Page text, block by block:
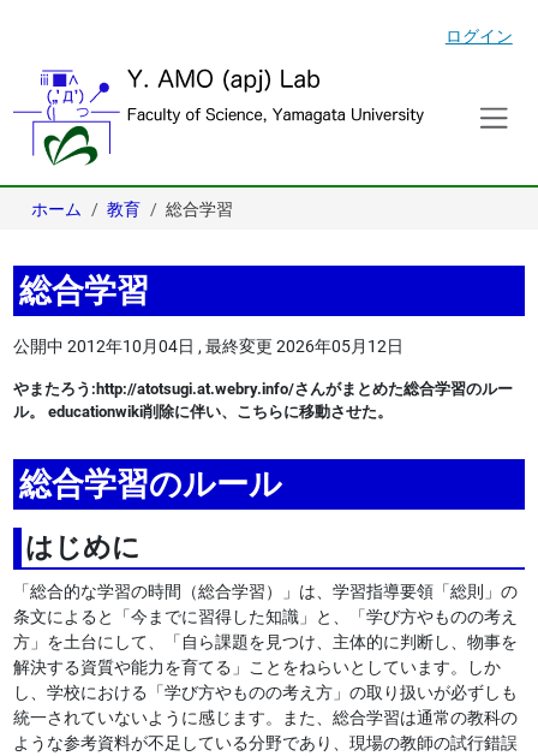
ログイン
ホーム 教育 総合学習
総合学習
公開中 2012年10月04日 ,最終変更 2026年05月12日
やまたろう:http://atotsugi.at.webry.info/さんがまとめた総合学習のルー
ル。 educationwiki削除に伴い、こちらに移動させた。
総合学習のルール
はじめに
「総合的な学習の時間（総合学習）」は、学習指導要領「総則」の
条文によると「今までに習得した知識」と、「学び方やものの考え
方」を土台にして、「自ら課題を見つけ、主体的に判断し、物事を
解決する資質や能力を育てる」ことをねらいとしています。しか
し、学校における「学び方やものの考え方」の取り扱いが必ずしも
統一されていないように感じます。また、総合学習は通常の教科の
ような参考資料が不足している分野であり、現場の教師の試行錯誤